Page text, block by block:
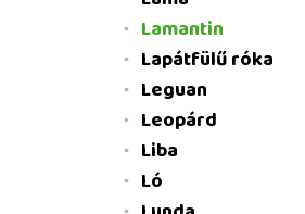
Lamantin
Lapátfülű róka
Leguan
Leopárd
Liba
Ló